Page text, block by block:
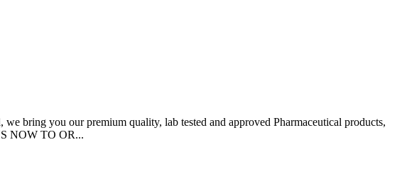
bring you our premium quality, lab tested and approved Pharmaceutical products,
NOW TO OR...